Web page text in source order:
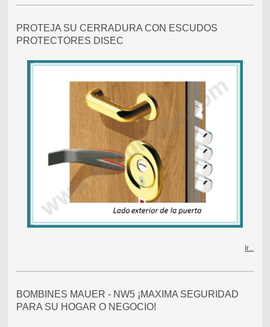
PROTEJA SU CERRADURA CON ESCUDOS
PROTECTORES DISEC
Ir...
BOMBINES MAUER - NW5 ¡MAXIMA SEGURIDAD
PARA SU HOGAR O NEGOCIO!